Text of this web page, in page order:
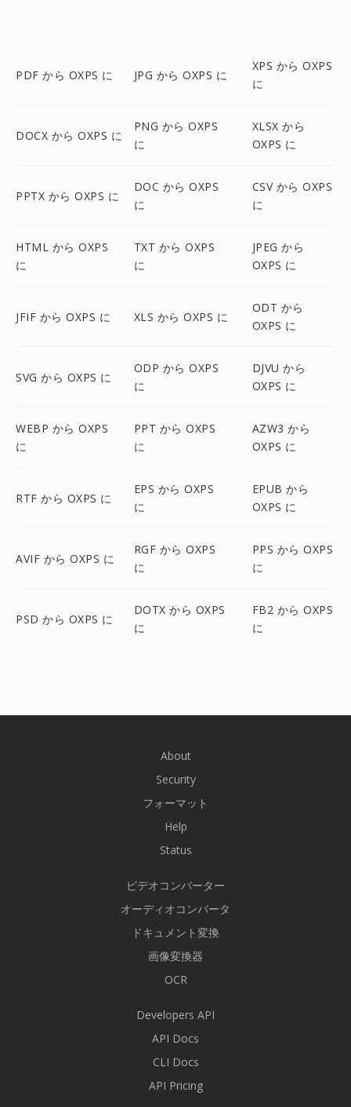
PDF から OXPS に JPG から OXPS に
XPS から OXPS
に
DOCX から OXPS に
PNG から OXPS
に
XLSX から
OXPS に
PPTX から OXPS に
DOC から OXPS
に
CSV から OXPS
に
HTML から OXPS
に
TXT から OXPS
に
JPEG から
OXPS に
JFIF から OXPS に XLS から OXPS に
ODT から
OXPS に
SVG から OXPS に
ODP から OXPS
に
DJVU から
OXPS に
WEBP から OXPS
に
PPT から OXPS
に
AZW3 から
OXPS に
RTF から OXPS に
EPS から OXPS
に
EPUB から
OXPS に
AVIF から OXPS に
RGF から OXPS
に
PPS から OXPS
に
PSD から OXPS に
DOTX から OXPS
に
FB2 から OXPS
に
About
Security
フォーマット
Help
Status
ビデオコンバーター
オーディオコンバータ
ドキュメント変換
画像変換器
OCR
Developers API
API Docs
CLI Docs
API Pricing